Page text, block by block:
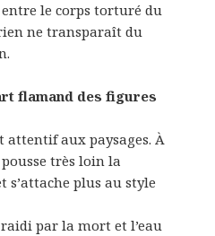
le corps torturé du
ne transparaît du
flamand des figures
attentif aux paysages. À
très loin la
s’attache plus au style
par la mort et l’eau